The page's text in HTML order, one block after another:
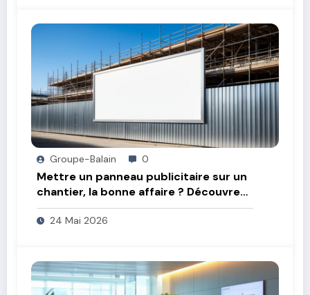
Groupe-Balain 0
Mettre un panneau publicitaire sur un
chantier, la bonne affaire ? Découvrez
comment rentabiliser vos travaux
24 Mai 2026